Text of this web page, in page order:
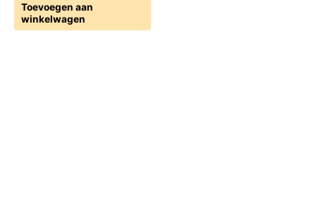
Toevoegen aan
winkelwagen